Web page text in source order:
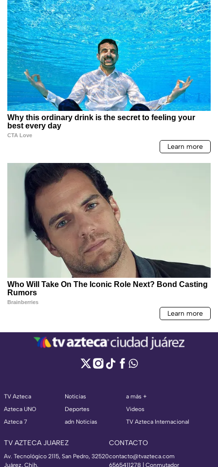
TV Azteca
Azteca UNO
Azteca 7
Noticias
Deportes
adn Noticias
a más +
Videos
TV Azteca Internacional
TV AZTECA JUAREZ
Av. Tecnológico 2115, San Pedro, 32520
Juárez, Chih.
CONTACTO
contacto@tvazteca.com
6565411278 | Conmutador